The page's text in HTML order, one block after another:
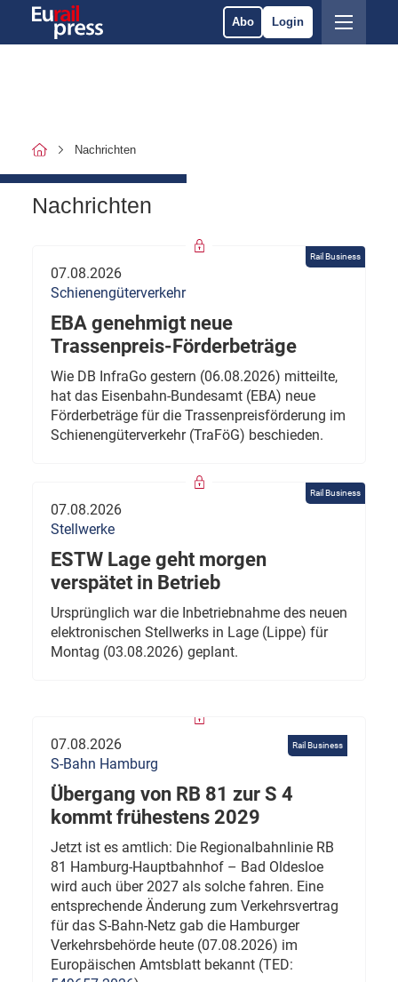
Abo Login
Nachrichten
Nachrichten
Rail Business
07.08.2026
Schienengüterverkehr
EBA genehmigt neue
Trassenpreis-Förderbeträge
Wie DB InfraGo gestern (06.08.2026) mitteilte,
hat das Eisenbahn-Bundesamt (EBA) neue
Förderbeträge für die Trassenpreisförderung im
Schienengüterverkehr (TraFöG) beschieden.
Rail Business
07.08.2026
Stellwerke
ESTW Lage geht morgen
verspätet in Betrieb
Ursprünglich war die Inbetriebnahme des neuen
elektronischen Stellwerks in Lage (Lippe) für
Montag (03.08.2026) geplant.
Rail Business
07.08.2026
S-Bahn Hamburg
Übergang von RB 81 zur S 4
kommt frühestens 2029
Jetzt ist es amtlich: Die Regionalbahnlinie RB
81 Hamburg-Hauptbahnhof – Bad Oldesloe
wird auch über 2027 als solche fahren. Eine
entsprechende Änderung zum Verkehrsvertrag
für das S-Bahn-Netz gab die Hamburger
Verkehrsbehörde heute (07.08.2026) im
Europäischen Amtsblatt bekannt (TED: